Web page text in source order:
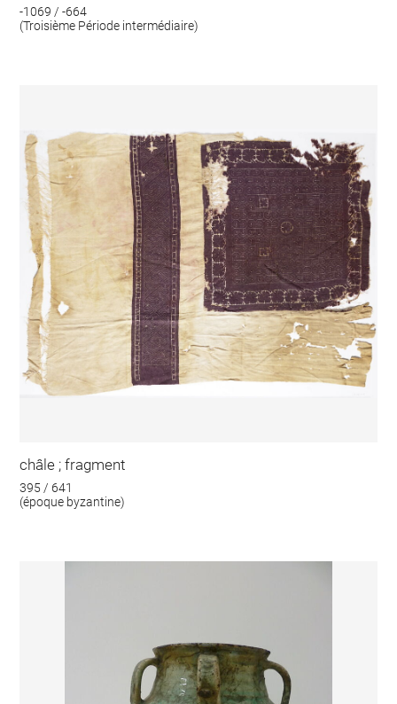
-1069 / -664
(Troisième Période intermédiaire)
châle ; fragment
395 / 641
(époque byzantine)